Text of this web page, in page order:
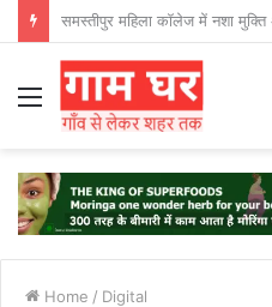
हड़ताली सफाईकर्मियों ने नगर निगम का
Menu
Home / Digital